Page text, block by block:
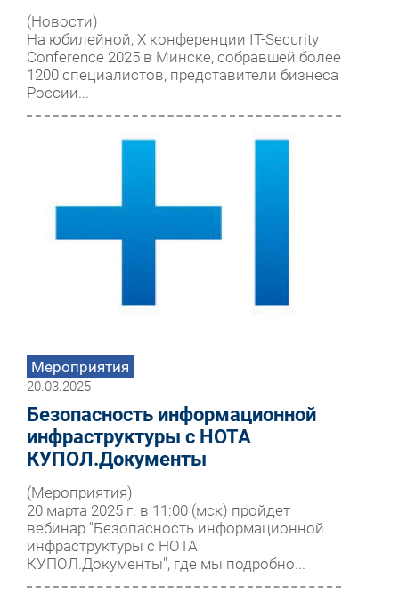
(Новости)
На юбилейной, Х конференции IT-Security
Conference 2025 в Минске, собравшей более
1200 специалистов, представители бизнеса
России...
Мероприятия
20.03.2025
Безопасность информационной
инфраструктуры с НОТА
КУПОЛ.Документы
(Мероприятия)
20 марта 2025 г. в 11:00 (мск) пройдет
вебинар "Безопасность информационной
инфраструктуры с НОТА
КУПОЛ.Документы", где мы подробно...